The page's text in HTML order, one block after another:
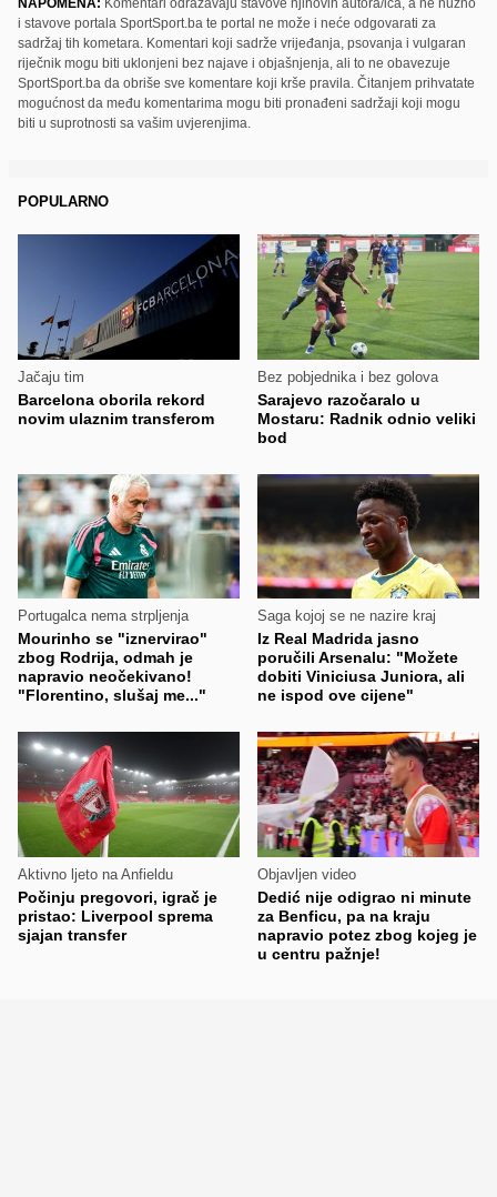
NAPOMENA: Komentari odražavaju stavove njihovih autora/ica, a ne nužno
i stavove portala SportSport.ba te portal ne može i neće odgovarati za
sadržaj tih kometara. Komentari koji sadrže vrijeđanja, psovanja i vulgaran
riječnik mogu biti uklonjeni bez najave i objašnjenja, ali to ne obavezuje
SportSport.ba da obriše sve komentare koji krše pravila. Čitanjem prihvatate
mogućnost da među komentarima mogu biti pronađeni sadržaji koji mogu
biti u suprotnosti sa vašim uvjerenjima.
POPULARNO
Jačaju tim
Barcelona oborila rekord
novim ulaznim transferom
Bez pobjednika i bez golova
Sarajevo razočaralo u
Mostaru: Radnik odnio veliki
bod
Portugalca nema strpljenja
Mourinho se "iznervirao"
zbog Rodrija, odmah je
napravio neočekivano!
"Florentino, slušaj me..."
Saga kojoj se ne nazire kraj
Iz Real Madrida jasno
poručili Arsenalu: "Možete
dobiti Viniciusa Juniora, ali
ne ispod ove cijene"
Aktivno ljeto na Anfieldu
Počinju pregovori, igrač je
pristao: Liverpool sprema
sjajan transfer
Objavljen video
Dedić nije odigrao ni minute
za Benficu, pa na kraju
napravio potez zbog kojeg je
u centru pažnje!